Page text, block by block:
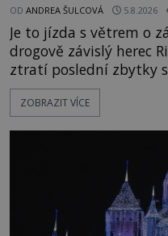
OD ANDREA ŠULCOVÁ 5.8.2026
Je to jízda s větrem o
drogově závislý herec
ztratí poslední zbytky
po silnicích ve svém
řetězu. Vše vyvrcholí
následně nalezne
momentem se
ZOBRAZIT VÍCE